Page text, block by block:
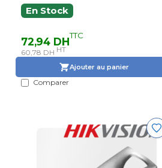
En Stock
72,94 DHTTC
60,78 DH HT
Ajouter au panier
Comparer